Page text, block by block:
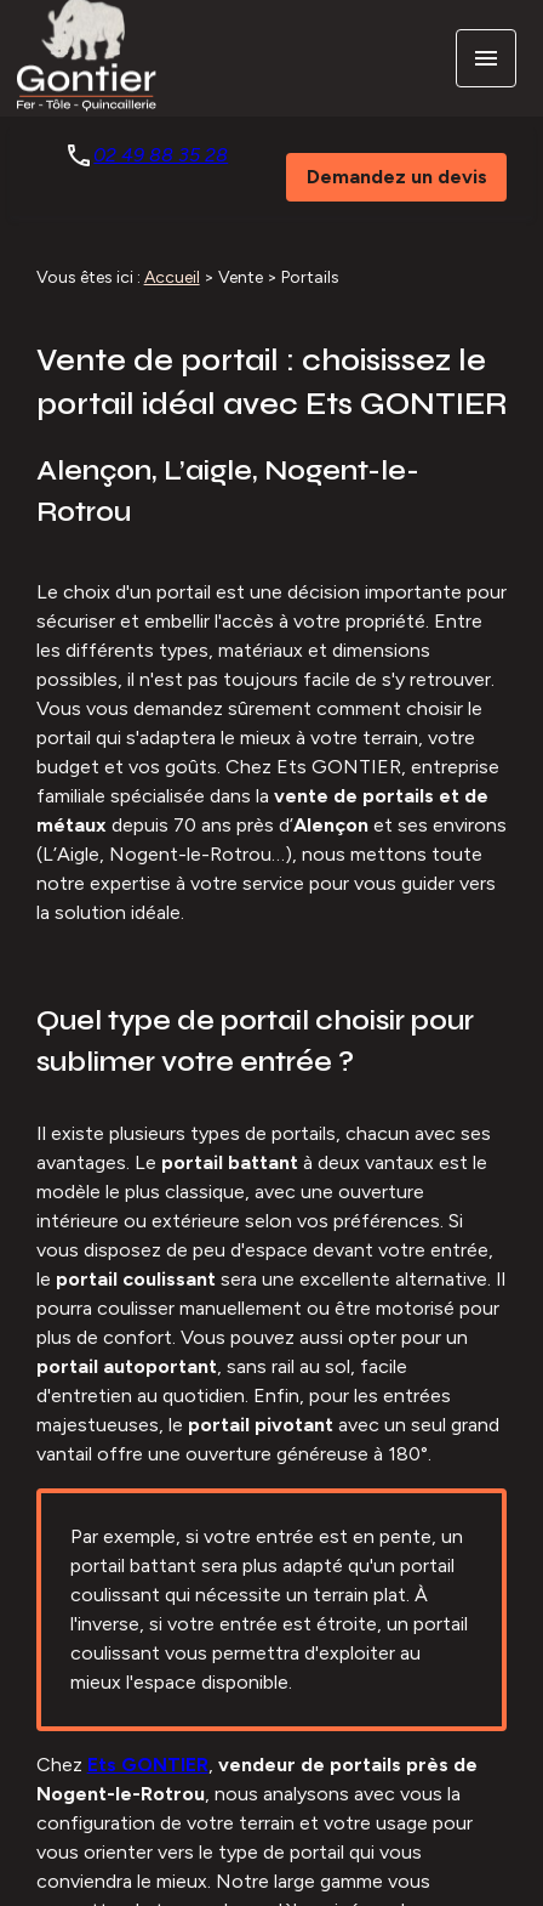
menu
phone02 49 88 35 28
Demandez un devis
Vous êtes ici : Accueil > Vente> Portails
Vente de portail : choisissez le
portail idéal avec Ets GONTIER
Alençon, L’aigle, Nogent-le-
Rotrou
Le choix d'un portail est une décision importante pour
sécuriser et embellir l'accès à votre propriété. Entre
les différents types, matériaux et dimensions
possibles, il n'est pas toujours facile de s'y retrouver.
Vous vous demandez sûrement comment choisir le
portail qui s'adaptera le mieux à votre terrain, votre
budget et vos goûts. Chez Ets GONTIER, entreprise
familiale spécialisée dans la vente de portails et de
métauxdepuis 70 ans près d’Alençonet ses environs
(L’Aigle, Nogent-le-Rotrou…), nous mettons toute
notre expertise à votre service pour vous guider vers
la solution idéale.
Quel type de portail choisir pour
sublimer votre entrée ?
Il existe plusieurs types de portails, chacun avec ses
avantages. Le portail battantà deux vantaux est le
modèle le plus classique, avec une ouverture
intérieure ou extérieure selon vos préférences. Si
vous disposez de peu d'espace devant votre entrée,
le portail coulissantsera une excellente alternative. Il
pourra coulisser manuellement ou être motorisé pour
plus de confort. Vous pouvez aussi opter pour un
portail autoportant, sans rail au sol, facile
d'entretien au quotidien. Enfin, pour les entrées
majestueuses, le portail pivotantavec un seul grand
vantail offre une ouverture généreuse à 180°.
Par exemple, si votre entrée est en pente, un
portail battant sera plus adapté qu'un portail
coulissant qui nécessite un terrain plat. À
l'inverse, si votre entrée est étroite, un portail
coulissant vous permettra d'exploiter au
mieux l'espace disponible.
Chez Ets GONTIER, vendeur de portails près de
Nogent-le-Rotrou, nous analysons avec vous la
configuration de votre terrain et votre usage pour
vous orienter vers le type de portail qui vous
conviendra le mieux. Notre large gamme vous
Panneau de gestion des cookies